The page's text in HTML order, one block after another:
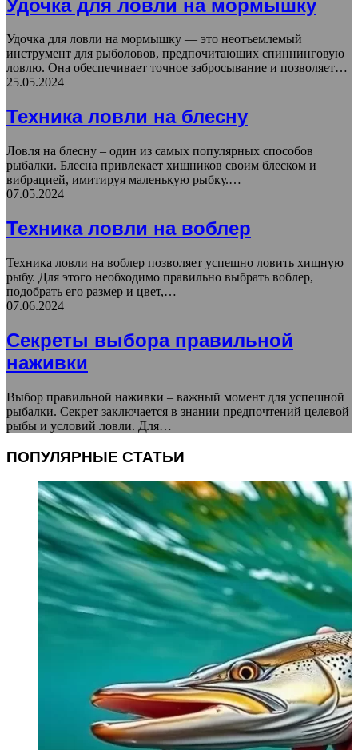
Удочка для ловли на мормышку
Удочка для ловли на мормышку — это неотъемлемый
инструмент для рыболовов, предпочитающих спиннинговую
ловлю. Она обеспечивает точное забросывание и позволяет…
25.05.2024
Техника ловли на блесну
Ловля на блесну – один из самых популярных способов
рыбалки. Блесна привлекает хищников своим блеском и
вибрацией, имитируя маленькую рыбку.…
07.05.2024
Техника ловли на воблер
Техника ловли на воблер позволяет успешно ловить хищную
рыбу. Для этого необходимо правильно выбрать воблер,
подобрать его размер и цвет,…
07.06.2024
Секреты выбора правильной
наживки
Выбор правильной наживки – важный момент для успешной
рыбалки. Секрет заключается в знании предпочтений целевой
рыбы и условий ловли. Для…
ПОПУЛЯРНЫЕ СТАТЬИ